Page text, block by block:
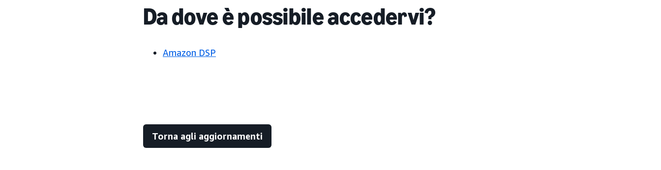
Da dove è possibile accedervi?
Amazon DSP
Torna agli aggiornamenti